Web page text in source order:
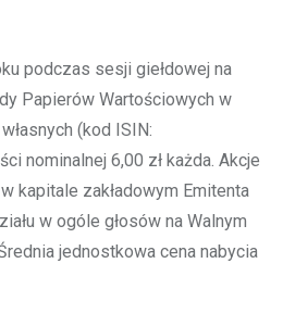
podczas sesji giełdowej na
Papierów Wartościowych w
(kod ISIN:
nominalnej 6,00 zł każda. Akcje
kapitale zakładowym Emitenta
w ogóle głosów na Walnym
jednostkowa cena nabycia